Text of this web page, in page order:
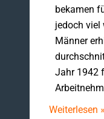
bekamen
jedoch viel
Männer
Jahr 1942
Weiterlesen »